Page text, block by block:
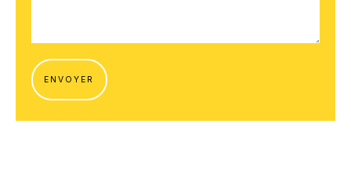
ENVOYER